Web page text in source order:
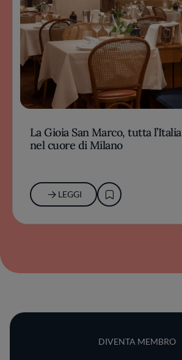
La Gioia San Marco, tutta l’Italia
nel cuore di Milano
LEGGI
DIVENTA MEMBRO